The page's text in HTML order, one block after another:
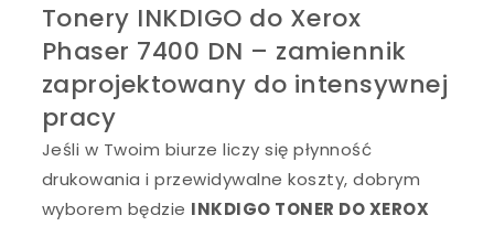
Tonery INKDIGO do Xerox
Phaser 7400 DN – zamiennik
zaprojektowany do intensywnej
pracy
Jeśli w Twoim biurze liczy się płynność
drukowania i przewidywalne koszty, dobrym
wyborem będzie INKDIGO TONER DO XEROX